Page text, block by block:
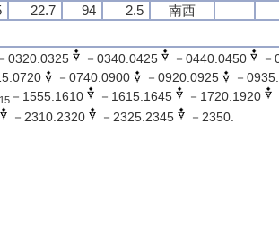
22.7 94 2.5 南西
0320.0325 －0340.0425 －0440.0450
－
－0740.0900 －0920.0925
－0935.
15－1555.1610 －1615.1645 －1720.1920
－2310.2320 －2325.2345 －2350.